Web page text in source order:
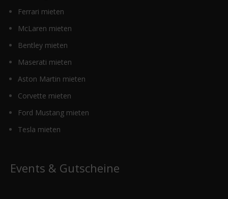
Ferrari mieten
McLaren mieten
Bentley mieten
Maserati mieten
Aston Martin mieten
Corvette mieten
Ford Mustang mieten
Tesla mieten
Events & Gutscheine